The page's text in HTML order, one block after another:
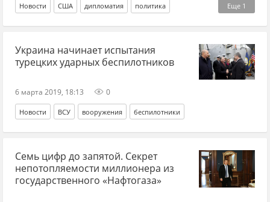
Еще 1
Новости США дипломатия политика
Владимир Гройсман
Украина начинает испытания
турецких ударных беспилотников
6 марта 2019, 18:13 0
Новости ВСУ вооружения беспилотники
Семь цифр до запятой. Секрет
непотопляемости миллионера из
государственного «Нафтогаза»